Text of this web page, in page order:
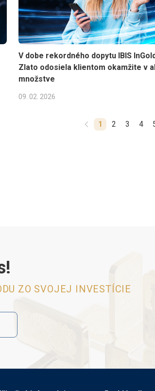
V dobe rekordného dopytu IBIS
Zlato odosiela klientom okamžite v
množstve
09. 02. 2026
1 2 3 4
ZO SVOJEJ INVESTÍCIE